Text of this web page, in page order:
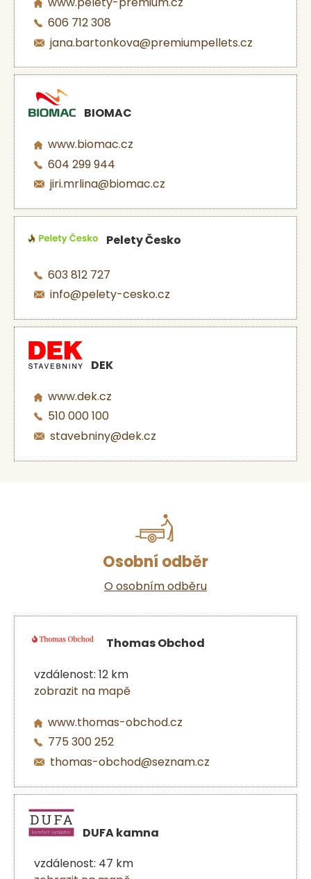
606 712 308
jana.bartonkova@premiumpellets.cz
BIOMAC
www.biomac.cz
604 299 944
jiri.mrlina@biomac.cz
Pelety Česko
603 812 727
info@pelety-cesko.cz
DEK
www.dek.cz
510 000 100
stavebniny@dek.cz
Osobní odběr
O osobním odběru
Thomas Obchod
vzdálenost: 12 km
zobrazit na mapě
www.thomas-obchod.cz
775 300 252
thomas-obchod@seznam.cz
DUFA kamna
vzdálenost: 47 km